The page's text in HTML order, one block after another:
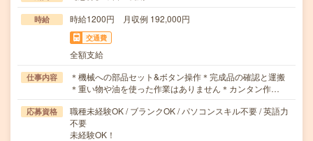
時給 時給1200円 月収例 192,000円
交通費
全額支給
仕事内容
＊機械への部品セット&ボタン操作＊完成品の確認と運搬
＊重い物や油を使った作業はありません＊カンタン作…
応募資格
職種未経験OK / ブランクOK / パソコンスキル不要 / 英語力
不要
未経験OK！